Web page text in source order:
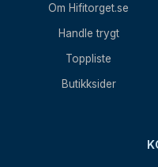
Om Hifitorget.se
Handle trygt
Toppliste
Butikksider